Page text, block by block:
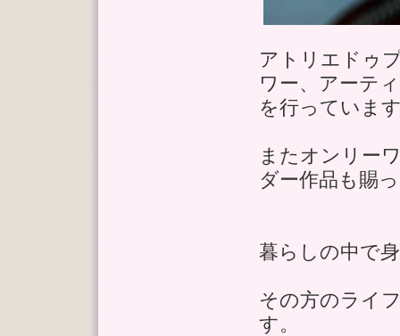
アトリエドゥ
ワー、アーテ
を行っていま
またオンリー
ダー作品も賜
暮らしの中で
その方のライ
す。